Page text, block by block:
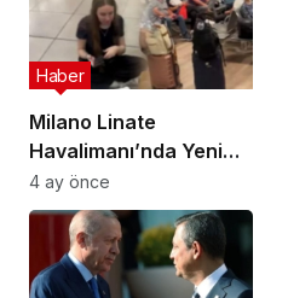
Milano Linate
Havalimanı’nda Yeni
Sınır Kontrol Sistemi
Aksaklıklara Yol Açtı
Haber
4 ay önce